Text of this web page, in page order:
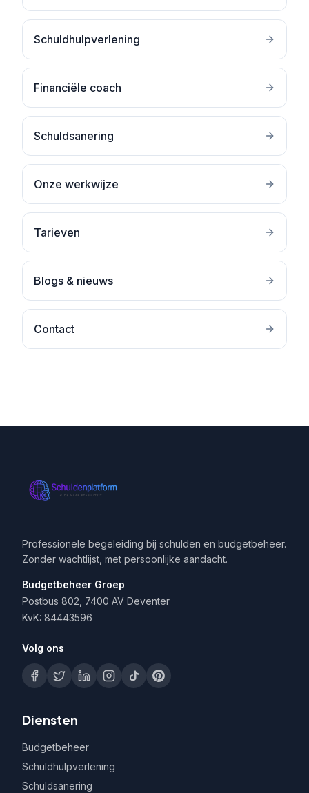
Schuldhulpverlening
Financiële coach
Schuldsanering
Onze werkwijze
Tarieven
Blogs & nieuws
Contact
Professionele begeleiding bij schulden en budgetbeheer.
Zonder wachtlijst, met persoonlijke aandacht.
Budgetbeheer Groep
Postbus 802, 7400 AV Deventer
KvK: 84443596
Volg ons
Diensten
Budgetbeheer
Schuldhulpverlening
Schuldsanering